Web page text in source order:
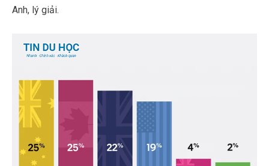
Anh, lý giải.